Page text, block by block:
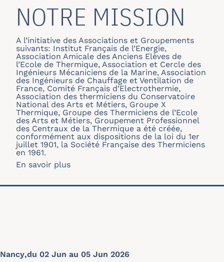
NOTRE MISSION
A l’initiative des Associations et Groupements
suivants: Institut Français de l’Energie,
Association Amicale des Anciens Elèves de
l’Ecole de Thermique, Association et Cercle des
Ingénieurs Mécaniciens de la Marine, Association
des Ingénieurs de Chauffage et Ventilation de
France, Comité Français d’Electrothermie,
Association des thermiciens du Conservatoire
National des Arts et Métiers, Groupe X
Thermique, Groupe des Thermiciens de l’Ecole
des Arts et Métiers, Groupement Professionnel
des Centraux de la Thermique a été créée,
conformément aux dispositions de la loi du 1er
juillet 1901, la Société Française des Thermiciens
en 1961.
En savoir plus
Nancy,du 02 Jun au 05 Jun 2026